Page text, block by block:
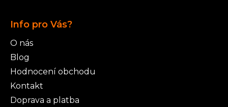
Info pro Vás?
O nás
Blog
Hodnocení obchodu
Kontakt
Doprava a platba